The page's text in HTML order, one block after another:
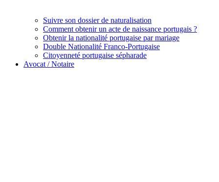
Suivre son dossier de naturalisation
Comment obtenir un acte de naissance portugais ?
Obtenir la nationalité portugaise par mariage
Double Nationalité Franco-Portugaise
Citoyenneté portugaise sépharade
Avocat / Notaire